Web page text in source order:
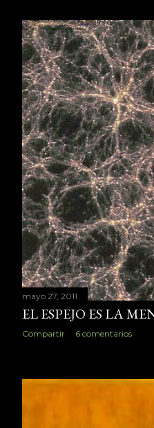
mayo 27, 2011
EL ESPEJO ES LA
Compartir 6 comentarios